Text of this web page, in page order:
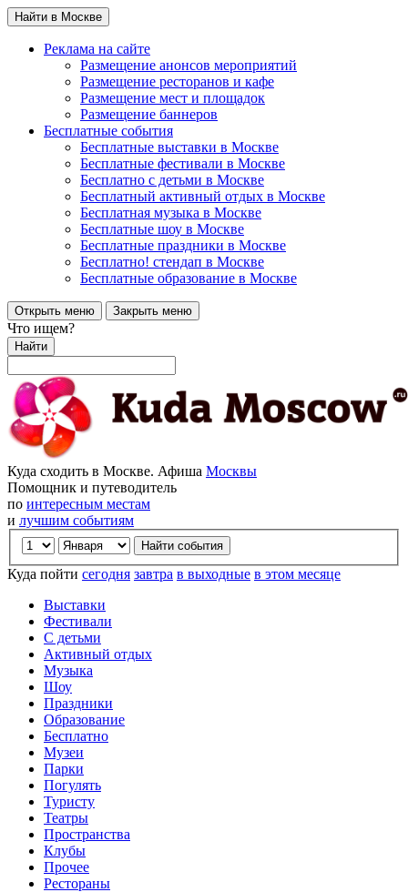
Найти в Москве
Реклама на сайте
Размещение анонсов мероприятий
Размещение ресторанов и кафе
Размещение мест и площадок
Размещение баннеров
Бесплатные события
Бесплатные выставки в Москве
Бесплатные фестивали в Москве
Бесплатно с детьми в Москве
Бесплатный активный отдых в Москве
Бесплатная музыка в Москве
Бесплатные шоу в Москве
Бесплатные праздники в Москве
Бесплатно! стендап в Москве
Бесплатные образование в Москве
Открыть меню Закрыть меню
Что ищем?
Найти
Куда сходить в Москве. Афиша Москвы
Помощник и путеводитель
по интересным местам
и лучшим событиям
Куда пойти сегодня завтра в выходные в этом месяце
Выставки
Фестивали
С детьми
Активный отдых
Музыка
Шоу
Праздники
Образование
Бесплатно
Музеи
Парки
Погулять
Туристу
Театры
Пространства
Клубы
Прочее
Рестораны